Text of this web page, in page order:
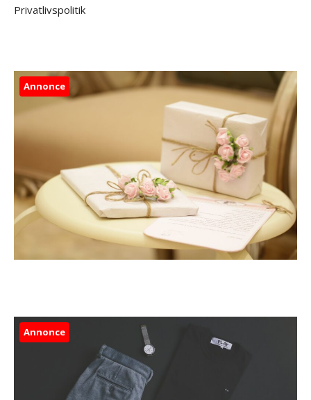
Privatlivspolitik
Annonce
Annonce